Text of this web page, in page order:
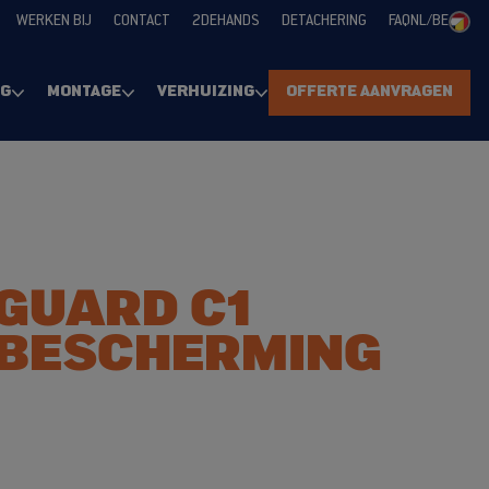
WERKEN BIJ CONTACT 2DEHANDS DETACHERING FAQNL/BE
MONTAGE VERHUIZING OFFERTE AANVRAGEN
C1